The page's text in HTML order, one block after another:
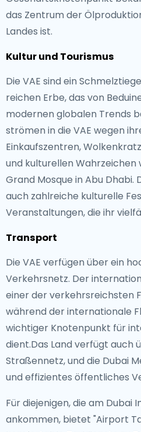
das Zentrum der
Landes ist.
Kultur und Tourismus
Die VAE sind ein
reichen Erbe, das von
modernen globalen Trends
strömen in die VAE wegen
Einkaufszentren,
und kulturellen Wahrzeichen
Grand Mosque in Abu Dhabi.
auch zahlreiche kulturelle
Veranstaltungen, die ihr
Transport
Die VAE verfügen über ein
Verkehrsnetz. Der
einer der verkehrsreichsten
während der internationale
wichtiger Knotenpunkt für
dient.Das Land verfügt auch
Straßennetz, und die Dubai
und effizientes öffentliches
Für diejenigen, die am
ankommen, bietet "Airport